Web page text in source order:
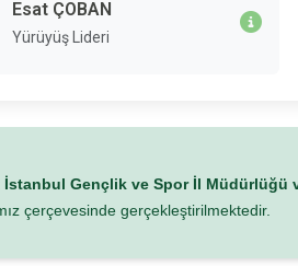
Esat ÇOBAN
Yürüyüş Lideri
İstanbul Gençlik ve Spor İl Müdürlüğü
çerçevesinde gerçekleştirilmektedir.